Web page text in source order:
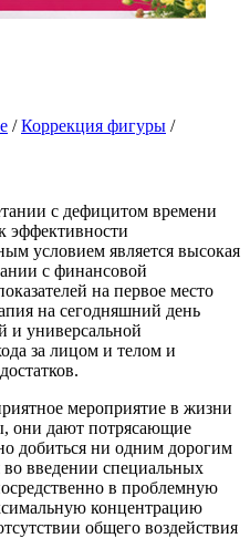
/Коррекция фигуры /
с дефицитом времени
эффективности
условием является высокая
с финансовой
на первое место
на сегодняшний день
и универсальной
за лицом и телом и
мероприятие в жизни
они дают потрясающие
добиться ни одним дорогим
введении специальных
в проблемную
концентрацию
общего воздействия